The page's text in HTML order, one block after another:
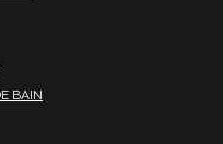
BAIN